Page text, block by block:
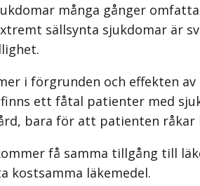
många gånger
sällsynta sjukdomar är
i förgrunden och effekten
ett fåtal patienter med
bara för att patienten råkar
få samma tillgång till
kostsamma läkemedel.